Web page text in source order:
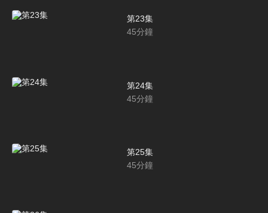
第23集
45分鐘
第24集
45分鐘
第25集
45分鐘